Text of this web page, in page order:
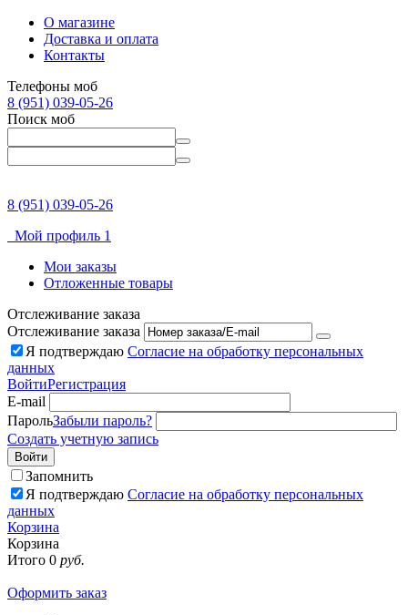
О магазине
Доставка и оплата
Контакты
Телефоны моб
8 (951) 039-05-26
Поиск моб
8 (951) 039-05-26
Мой профиль 1
Мои заказы
Отложенные товары
Отслеживание заказа
Отслеживание заказа
Я подтверждаю Согласие на обработку персональных
данных
ВойтиРегистрация
E-mail
ПарольЗабыли пароль?
Создать учетную запись
Войти
Запомнить
Я подтверждаю Согласие на обработку персональных
данных
Корзина
Корзина
Итого 0 руб.
Оформить заказ